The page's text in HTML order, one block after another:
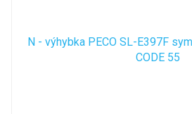
N - výhybka PECO SL-E397F
CODE 55